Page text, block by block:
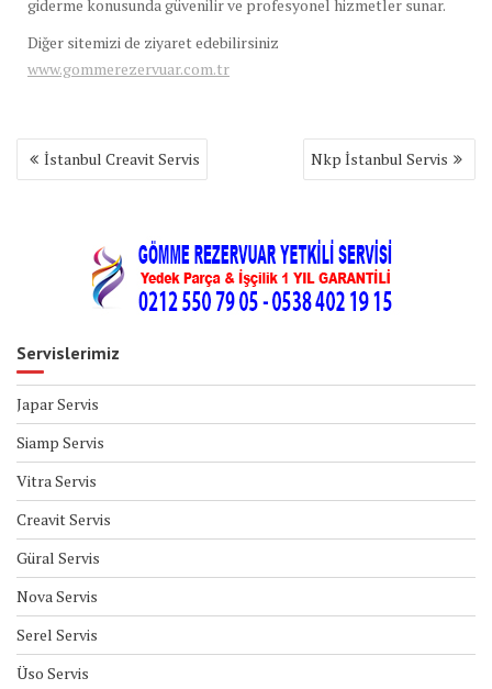
giderme konusunda güvenilir ve profesyonel hizmetler sunar.
Diğer sitemizi de ziyaret edebilirsiniz
www.gommerezervuar.com.tr
Yazı
gezinmesi
İstanbul Creavit Servis Nkp İstanbul Servis
Servislerimiz
Japar Servis
Siamp Servis
Vitra Servis
Creavit Servis
Güral Servis
Nova Servis
Serel Servis
Üso Servis